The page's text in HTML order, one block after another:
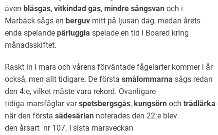
även bläsgås, vitkindad gås, mindre sångsvan och i
Marbäck sågs en berguv mitt på ljusan dag, medan årets
enda spelande pärluggla spelade en tid i Boared kring
månadsskiftet.
Raskt in i mars och vårens förväntade fågelarter kommer i år
också, men allt tidigare. De första smålommarna sågs redan
den 4:e, vilket måste vara rekord. Ovanligare
tidiga marsfåglar varspetsbergsgås, kungsörn och trädlärka
när den första sädesärlan noterades den 22:e blev
den årsart nr 107. I sista marsveckan